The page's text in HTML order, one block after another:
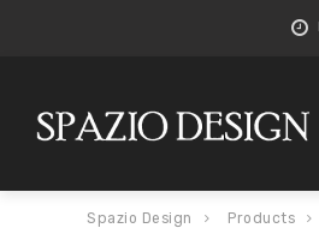
Spazio Design Products